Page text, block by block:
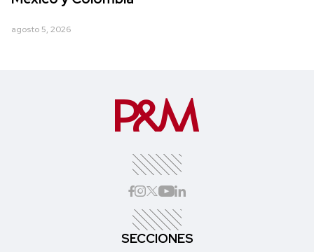
agosto 5, 2026
SECCIONES